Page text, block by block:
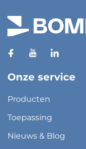
Onze service
Producten
Toepassing
Nieuws & Blog